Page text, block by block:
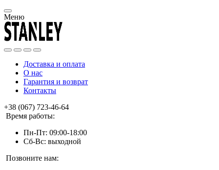
Меню
Доставка и оплата
О нас
Гарантия и возврат
Контакты
+38 (067) 723-46-64
Время работы:
Пн-Пт: 09:00-18:00
Сб-Вс: выходной
Позвоните нам: